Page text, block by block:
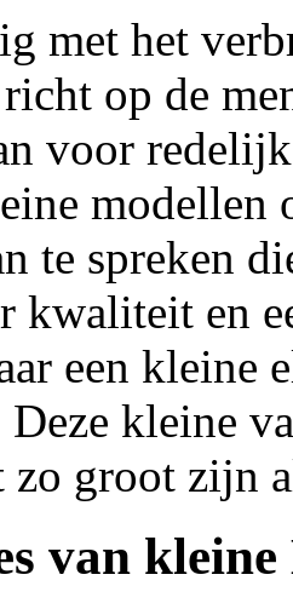
met het
op de
voor
te spreken
kwaliteit en
een kleine
Deze kleine
zo groot zijn
van